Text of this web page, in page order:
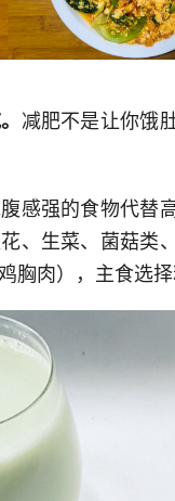
减肥不是让你饿
感强的食物代替
、生菜、菌菇类
胸肉），主食选择